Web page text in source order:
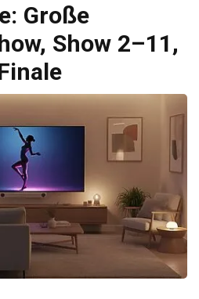
Große
Show 2–11,